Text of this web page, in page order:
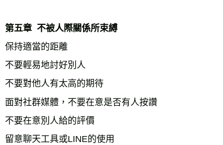
第五章  不被人際關係所束縛
保持適當的距離
不要輕易地討好別人
不要對他人有太高的期待
面對社群媒體，不要在意是否有人按讚
不要在意別人給的評價
留意聊天工具或LINE的使用